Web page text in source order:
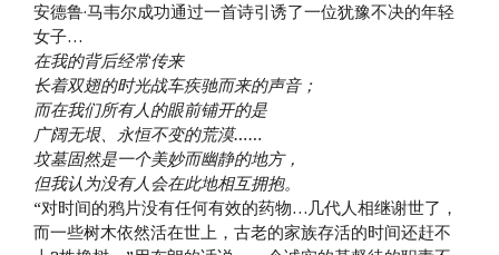
安德鲁·马韦尔成功通过一首诗引诱了一位犹豫不决的年轻
女子…
在我的背后经常传来
长着双翅的时光战车疾驰而来的声音；
而在我们所有人的眼前铺开的是
广阔无垠、永恒不变的荒漠……
坟墓固然是一个美妙而幽静的地方，
但我认为没有人会在此地相互拥抱。
“对时间的鸦片没有任何有效的药物…几代人相继谢世了，
而一些树木依然活在世上，古老的家族存活的时间还赶不